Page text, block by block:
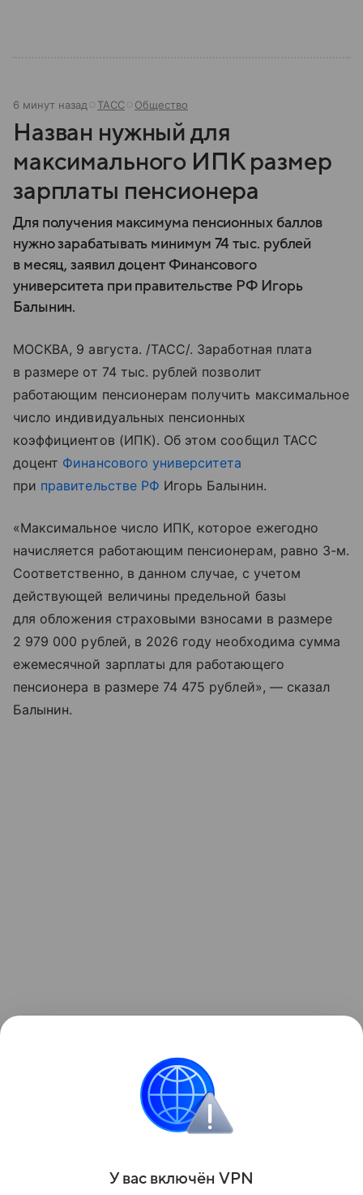
6 минут назад ТАСС Общество
Назван нужный для
максимального ИПК размер
зарплаты пенсионера
Для получения максимума пенсионных баллов
нужно зарабатывать минимум 74 тыс. рублей
в месяц, заявил доцент Финансового
университета при правительстве РФ Игорь
Балынин.
МОСКВА, 9 августа. /ТАСС/. Заработная плата
в размере от 74 тыс. рублей позволит
работающим пенсионерам получить максимальное
число индивидуальных пенсионных
коэффициентов (ИПК). Об этом сообщил ТАСС
доцент Финансового университета
при правительстве РФ Игорь Балынин.
«Максимальное число ИПК, которое ежегодно
начисляется работающим пенсионерам, равно 3-м.
Соответственно, в данном случае, с учетом
действующей величины предельной базы
для обложения страховыми взносами в размере
2 979 000 рублей, в 2026 году необходима сумма
ежемесячной зарплаты для работающего
пенсионера в размере 74 475 рублей», — сказал
Балынин.
Он добавил, что в августе следующего года будет
проведена беззаявительная корректировка
страховых пенсий по старости с учетом
сформированных у работающих в 2026 году ИПК.
Поделиться
У вас включён VPN